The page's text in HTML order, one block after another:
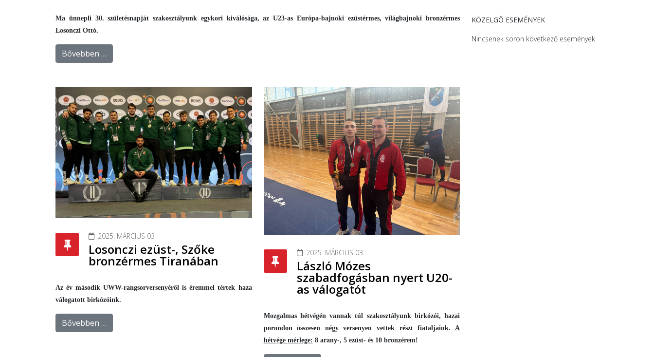
Ma ünnepli 30. születésnapját szakosztályunk egykori kiválósága, az U23-as Európa-bajnoki ezüstérmes, világbajnoki bronzérmes
Losonczi Ottó.
Bővebben …
2025. MÁRCIUS 03
Losonczi ezüst-, Szőke
bronzérmes Tiranában
Az év második UWW-rangsorversenyéről is éremmel tértek haza
válogatott birkózóink.
Bővebben …
2025. MÁRCIUS 03
László Mózes
szabadfogásban nyert U20-
as válogatót
Mozgalmas hétvégén vannak túl szakosztályunk birkózói, hazai
porondon összesen négy versenyen vettek részt fiataljaink. A
hétvége mérlege: 8 arany-, 5 ezüst- és 10 bronzérem!
KÖZELGŐ ESEMÉNYEK
Nincsenek soron következő események